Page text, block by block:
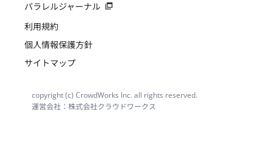
パラレルジャーナル
利用規約
個人情報保護方針
サイトマップ
copyright (c) CrowdWorks Inc. all rights reserved.
運営会社：株式会社クラウドワークス